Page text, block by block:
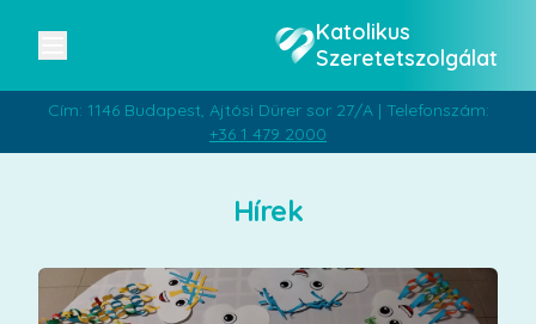
Katolikus
Szeretetszolgálat
Cím: 1146 Budapest, Ajtósi Dürer sor 27/A | Telefonszám:
+36 1 479 2000
Hírek